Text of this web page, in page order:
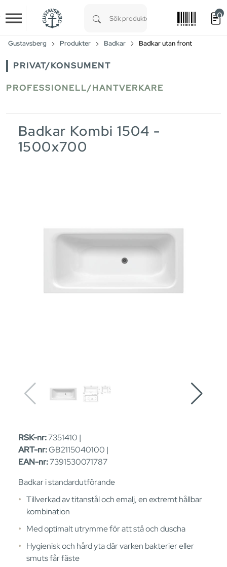
Skip to main content
0
Gustavsberg Produkter Badkar Badkar utan front
PRIVAT/KONSUMENT
PROFESSIONELL/HANTVERKARE
Badkar Kombi 1504 -
1500x700
RSK-nr:7351410 |
ART-nr:GB2115040100 |
EAN-nr:7391530071787
Badkar i standardutförande
Tillverkad av titanstål och emalj, en extremt hållbar
kombination
Med optimalt utrymme för att stå och duscha
Hygienisk och hård yta där varken bakterier eller
smuts får fäste